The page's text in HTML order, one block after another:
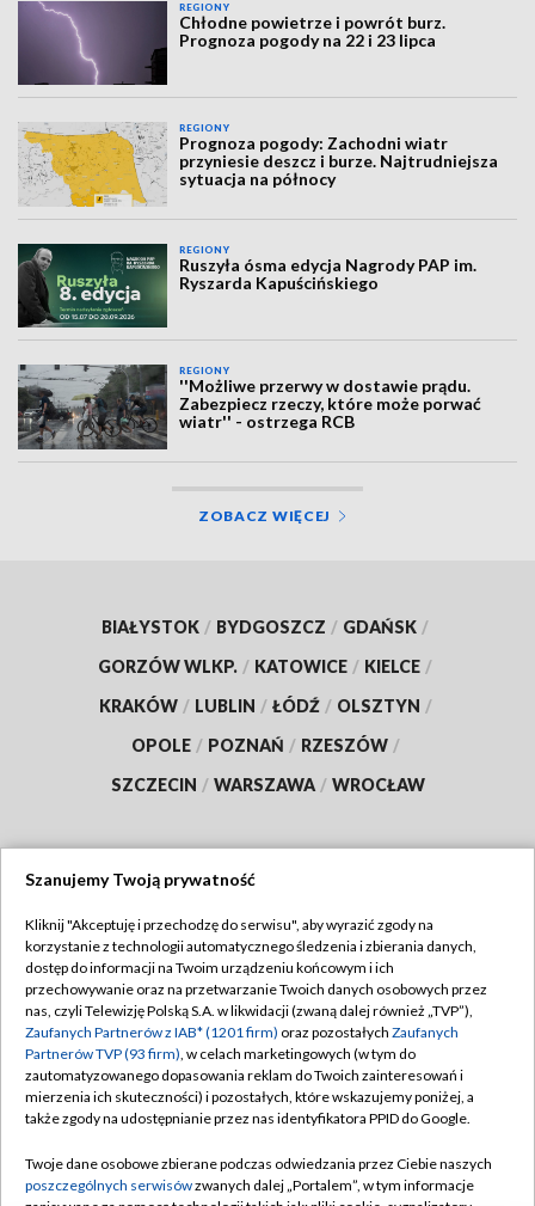
REGIONY
Chłodne powietrze i powrót burz.
Prognoza pogody na 22 i 23 lipca
REGIONY
Prognoza pogody: Zachodni wiatr
przyniesie deszcz i burze. Najtrudniejsza
sytuacja na północy
REGIONY
Ruszyła ósma edycja Nagrody PAP im.
Ryszarda Kapuścińskiego
REGIONY
''Możliwe przerwy w dostawie prądu.
Zabezpiecz rzeczy, które może porwać
wiatr'' - ostrzega RCB
ZOBACZ WIĘCEJ
BIAŁYSTOK / BYDGOSZCZ / GDAŃSK /
GORZÓW WLKP. / KATOWICE / KIELCE /
KRAKÓW / LUBLIN / ŁÓDŹ / OLSZTYN /
OPOLE / POZNAŃ / RZESZÓW /
SZCZECIN / WARSZAWA / WROCŁAW
TVP
Abonament TVP
Emisja w TVP
Centrum informacji TVP
Naziemna Telewizja Cyfrowa
Rada Programowa
Regulamin TVP
Polityka prywatności
Moje zgody
Pomoc
Kontakt
Szanujemy Twoją prywatność
Kliknij "Akceptuję i przechodzę do serwisu", aby wyrazić zgody na
korzystanie z technologii automatycznego śledzenia i zbierania danych,
dostęp do informacji na Twoim urządzeniu końcowym i ich
przechowywanie oraz na przetwarzanie Twoich danych osobowych przez
nas, czyli Telewizję Polską S.A. w likwidacji (zwaną dalej również „TVP”),
Zaufanych Partnerów z IAB* (1201 firm) oraz pozostałych Zaufanych
Partnerów TVP (93 firm), w celach marketingowych (w tym do
zautomatyzowanego dopasowania reklam do Twoich zainteresowań i
mierzenia ich skuteczności) i pozostałych, które wskazujemy poniżej, a
także zgody na udostępnianie przez nas identyfikatora PPID do Google.
Twoje dane osobowe zbierane podczas odwiedzania przez Ciebie naszych
poszczególnych serwisówzwanych dalej „Portalem”, w tym informacje